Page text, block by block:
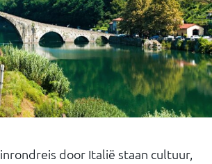
door Italië staan cultuur,